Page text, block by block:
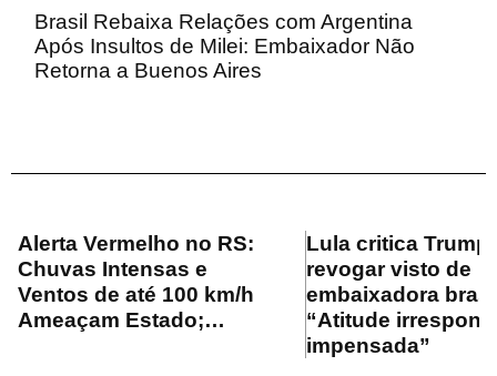
Brasil Rebaixa Relações com Argentina
Após Insultos de Milei: Embaixador Não
Retorna a Buenos Aires
Alerta Vermelho no RS:
Chuvas Intensas e
Ventos de até 100 km/h
Ameaçam Estado;…
Lula critica Trump
revogar visto de
embaixadora
“Atitude
impensada”